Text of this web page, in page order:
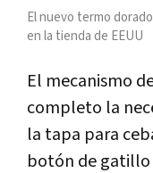
El nuevo termo
en la tienda de EEUU
El mecanismo
completo la
la tapa para
botón de gatillo